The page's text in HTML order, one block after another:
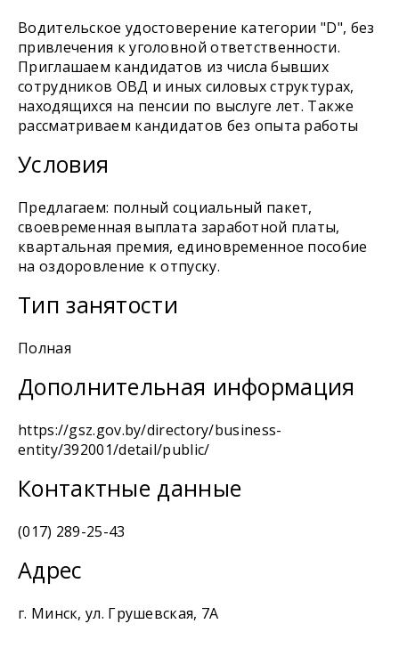
Водительское удостоверение категории "D", без
привлечения к уголовной ответственности.
Приглашаем кандидатов из числа бывших
сотрудников ОВД и иных силовых структурах,
находящихся на пенсии по выслуге лет. Также
рассматриваем кандидатов без опыта работы
Условия
Предлагаем: полный социальный пакет,
своевременная выплата заработной платы,
квартальная премия, единовременное пособие
на оздоровление к отпуску.
Тип занятости
Полная
Дополнительная информация
https://gsz.gov.by/directory/business-
entity/392001/detail/public/
Контактные данные
(017) 289-25-43
Адрес
г. Минск, ул. Грушевская, 7А